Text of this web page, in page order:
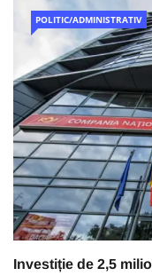
POLITIC/ADMINISTRATIV
Investiție de 2,5